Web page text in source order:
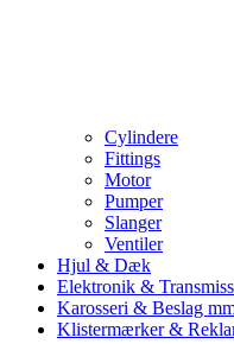
Cylindere
Fittings
Motor
Pumper
Slanger
Ventiler
Hjul & Dæk
Elektronik &
Karosseri & Beslag
Klistermærker &